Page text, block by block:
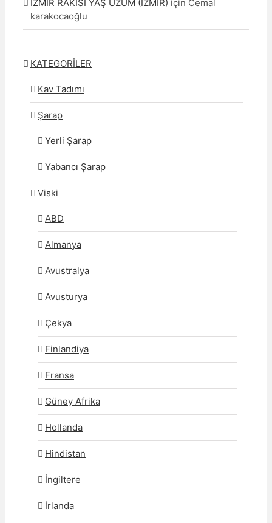
İZMİR RAKISI YAŞ ÜZÜM (İZMİR) için Cemal
karakocaoğlu
KATEGORİLER
Kav Tadımı
Şarap
Yerli Şarap
Yabancı Şarap
Viski
ABD
Almanya
Avustralya
Avusturya
Çekya
Finlandiya
Fransa
Güney Afrika
Hollanda
Hindistan
İngiltere
İrlanda